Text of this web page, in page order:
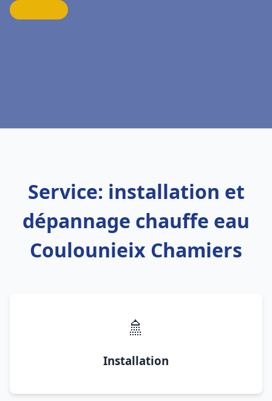
Service: installation et
dépannage chauffe eau
Coulounieix Chamiers
🚿
Installation